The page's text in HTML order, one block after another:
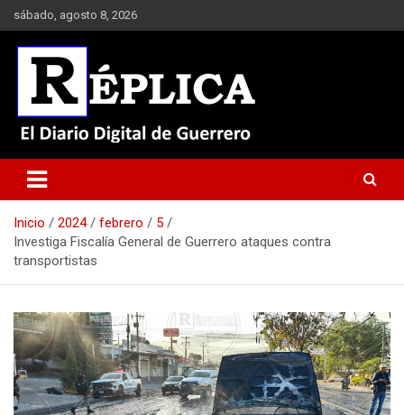
Saltar
al
contenido
sábado, agosto 8, 2026
Réplica
Inicio 2024 febrero
5
Investiga Fiscalía General de Guerrero ataques contra
transportistas